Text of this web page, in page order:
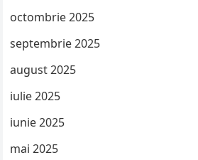
octombrie 2025
septembrie 2025
august 2025
iulie 2025
iunie 2025
mai 2025